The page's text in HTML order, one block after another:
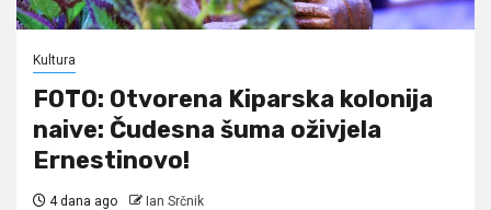
Kultura
FOTO: Otvorena Kiparska kolonija
naive: Čudesna šuma oživjela
Ernestinovo!
4 dana ago Ian Srčnik